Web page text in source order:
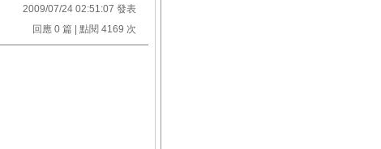
2009/07/24 02:51:07 發表
回應 0 篇 | 點閱 4169 次